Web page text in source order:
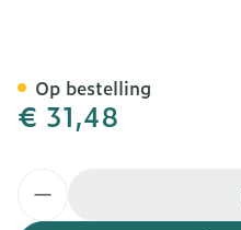
€ 31,48
Op bestelling